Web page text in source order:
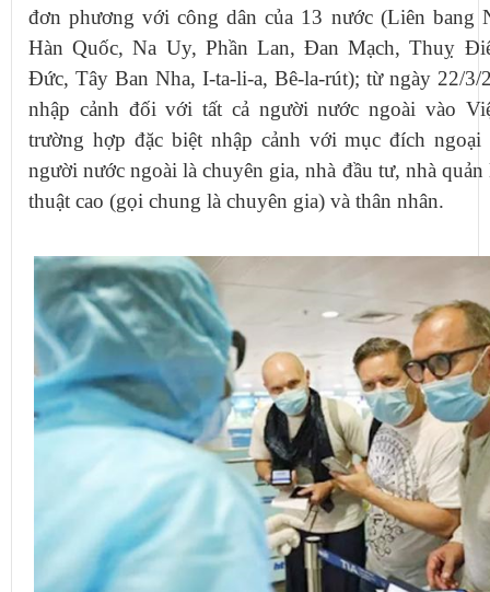
đơn phương với công dân của 13 nước (Liên bang
Hàn Quốc, Na Uy, Phần Lan, Đan Mạch, Thuỵ
Đức, Tây Ban Nha, I-ta-li-a, Bê-la-rút); từ ngày 22/3/
nhập cảnh đối với tất cả người nước ngoài vào
trường hợp đặc biệt nhập cảnh với mục đích
người nước ngoài là chuyên gia, nhà đầu tư, nhà
thuật cao (gọi chung là chuyên gia) và thân nhân.